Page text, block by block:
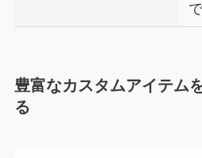
豊富なカスタムアイテム
る